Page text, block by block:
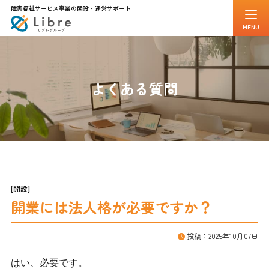
障害福祉サービス事業の開設・運営サポート
MENU
よくある質問
[開設]
開業には法人格が必要ですか？
投稿：2025年10月07日
はい、必要です。
トップページ
代表紹介
スタッフ一覧
お客様インタビュー
解決事例
よくある質問
はじめての方へ
よくある質問